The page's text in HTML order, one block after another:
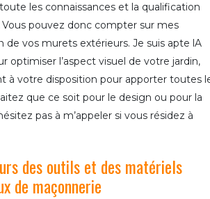
les connaissances et la qualification
Vous pouvez donc compter sur mes
vos murets extérieurs. Je suis apte lA
optimiser l’aspect visuel de votre jardin,
à votre disposition pour apporter toutes
que ce soit pour le design ou pour la
pas à m’appeler si vous résidez à
des outils et des matériels
de maçonnerie